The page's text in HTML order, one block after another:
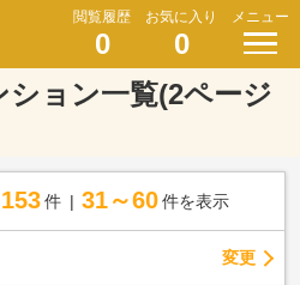
閲覧履歴
0
お気に入り
0
メニュー
ション一覧(2ページ
153 件 31～60 件を表示
変更